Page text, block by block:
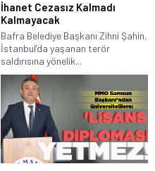
İhanet Cezasız Kalmadı
Kalmayacak
Bafra Belediye Başkanı Zihni Şahin,
İstanbul’da yaşanan terör
saldırısına yönelik...